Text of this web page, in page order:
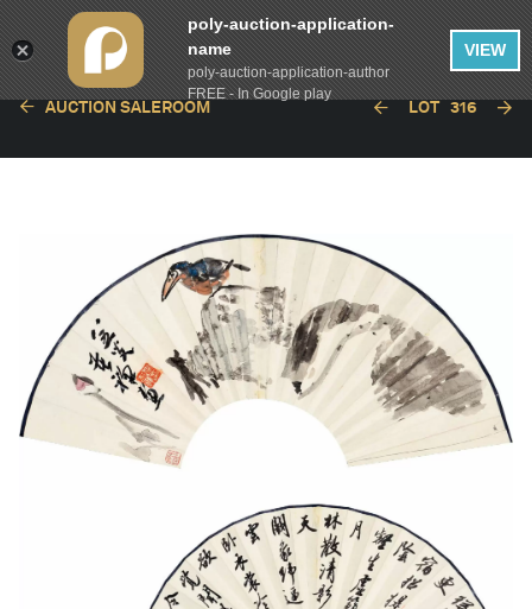
AUCTION SALEROOM LOT 316
poly-auction-application-
name
poly-auction-application-author
FREE - In Google play
VIEW